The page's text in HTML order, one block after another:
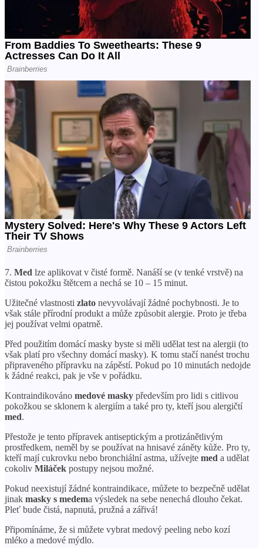
7. Med lze aplikovat v čisté formě. Nanáší se (v tenké vrstvě) na
čistou pokožku štětcem a nechá se 10 – 15 minut.
Užitečné vlastnosti zlato nevyvolávají žádné pochybnosti. Je to
však stále přírodní produkt a může způsobit alergie. Proto je třeba
jej používat velmi opatrně.
Před použitím domácí masky byste si měli udělat test na alergii (to
však platí pro všechny domácí masky). K tomu stačí nanést trochu
připraveného přípravku na zápěstí. Pokud po 10 minutách nedojde
k žádné reakci, pak je vše v pořádku.
Kontraindikováno medové masky především pro lidi s citlivou
pokožkou se sklonem k alergiím a také pro ty, kteří jsou alergičtí
med.
Přestože je tento přípravek antiseptickým a protizánětlivým
prostředkem, neměl by se používat na hnisavé záněty kůže. Pro ty,
kteří mají cukrovku nebo bronchiální astma, užívejte med a udělat
cokoliv Miláček postupy nejsou možné.
Pokud neexistují žádné kontraindikace, můžete to bezpečně udělat
jinak masky s medema výsledek na sebe nenechá dlouho čekat.
Pleť bude čistá, napnutá, pružná a zářivá!
Připomínáme, že si můžete vybrat medový peeling nebo kozí
mléko a medové mýdlo.